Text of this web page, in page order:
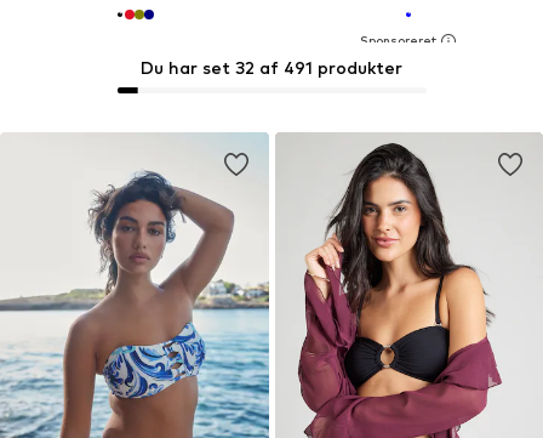
Du har set 32 af 491 produkter